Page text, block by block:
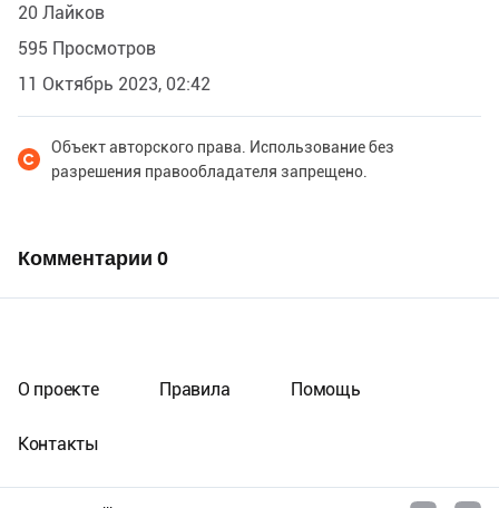
20 Лайков
595 Просмотров
11 Октябрь 2023, 02:42
Объект авторского права. Использование без
разрешения правообладателя запрещено.
Комментарии 0
О проекте Правила Помощь
Контакты